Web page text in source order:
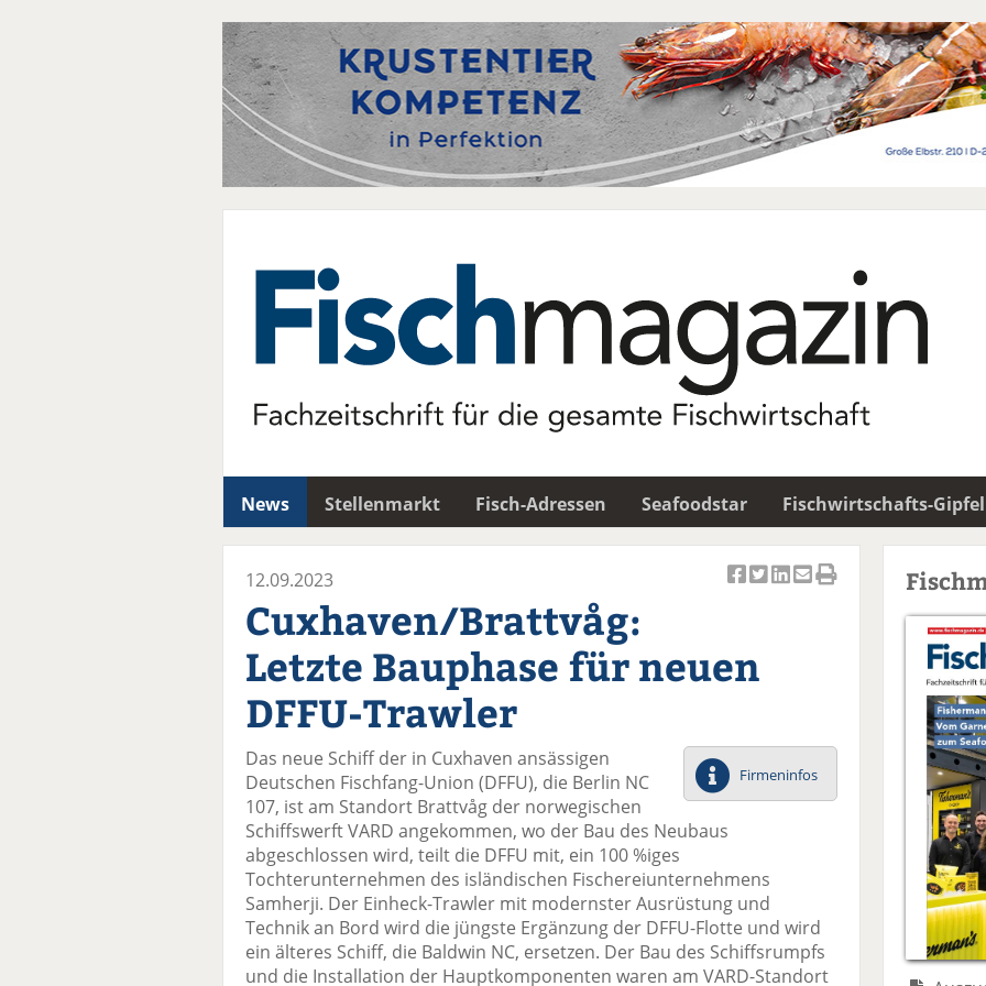
News Stellenmarkt Fisch-Adressen Seafoodstar Fischwirtschafts-Gipfel
el
F
ac
e
k
te
il
e
el
tt
er
Li
n
il
e
n
E
m
d
e
ck
e
12.09.2023
Cuxhaven/Brattvåg:
Letzte Bauphase für neuen
DFFU-Trawler
Firmeninfos
Das neue Schiff der in Cuxhaven ansässigen
Deutschen Fischfang-Union (DFFU), die Berlin NC
107, ist am Standort Brattvåg der norwegischen
Schiffswerft VARD angekommen, wo der Bau des Neubaus
abgeschlossen wird, teilt die DFFU mit, ein 100 %iges
Tochterunternehmen des isländischen Fischereiunternehmens
Samherji. Der Einheck-Trawler mit modernster Ausrüstung und
Technik an Bord wird die jüngste Ergänzung der DFFU-Flotte und wird
ein älteres Schiff, die Baldwin NC, ersetzen. Der Bau des Schiffsrumpfs
und die Installation der Hauptkomponenten waren am VARD-Standort